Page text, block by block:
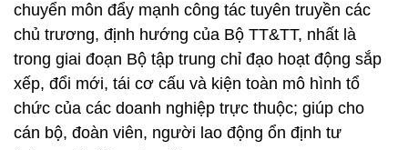
chuyển môn đẩy mạnh công tác tuyên truyền các
chủ trương, định hướng của Bộ TT&TT, nhất là
trong giai đoạn Bộ tập trung chỉ đạo hoạt động sắp
xếp, đổi mới, tái cơ cấu và kiện toàn mô hình tổ
chức của các doanh nghiệp trực thuộc; giúp cho
cán bộ, đoàn viên, người lao động ổn định tư